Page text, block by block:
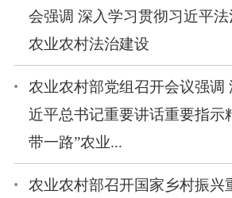
会强调 深入学习贯彻习近平
农业农村法治建设
农业农村部党组召开会议强调
近平总书记重要讲话重要指示
带一路”农业...
农业农村部召开国家乡村振兴